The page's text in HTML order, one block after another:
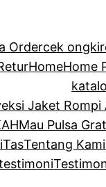
Ordercek ongkir
HomeHome
Jaket Rompi
Mau Pulsa
TasTentang Kami